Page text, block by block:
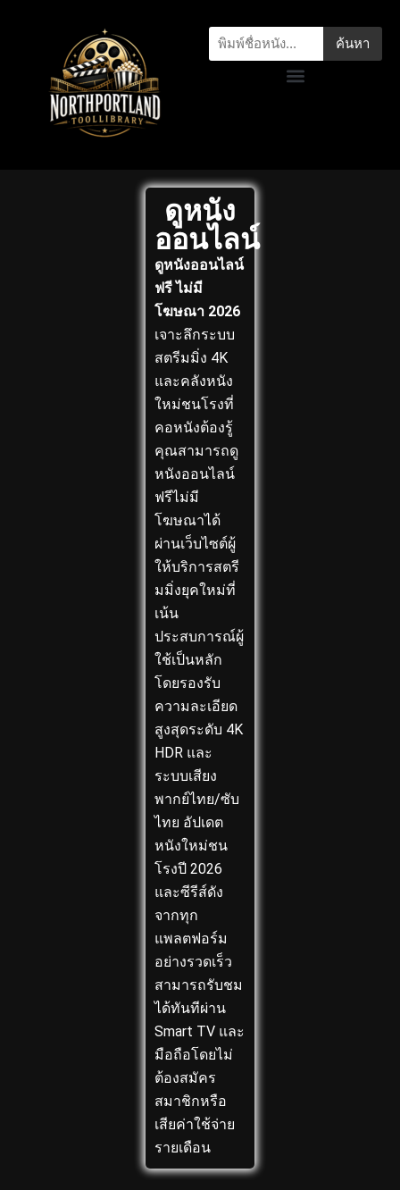
ค้นหา
ดูหนัง
ออนไลน์
ดูหนังออนไลน์
ฟรี ไม่มี
โฆษณา 2026
เจาะลึกระบบ
สตรีมมิ่ง 4K
และคลังหนัง
ใหม่ชนโรงที่
คอหนังต้องรู้
คุณสามารถดู
หนังออนไลน์
ฟรีไม่มี
โฆษณาได้
ผ่านเว็บไซต์ผู้
ให้บริการสตรี
มมิ่งยุคใหม่ที่
เน้น
ประสบการณ์ผู้
ใช้เป็นหลัก
โดยรองรับ
ความละเอียด
สูงสุดระดับ 4K
HDR และ
ระบบเสียง
พากย์ไทย/ซับ
ไทย อัปเดต
หนังใหม่ชน
โรงปี 2026
และซีรีส์ดัง
จากทุก
แพลตฟอร์ม
อย่างรวดเร็ว
สามารถรับชม
ได้ทันทีผ่าน
Smart TV และ
มือถือโดยไม่
ต้องสมัคร
สมาชิกหรือ
เสียค่าใช้จ่าย
รายเดือน